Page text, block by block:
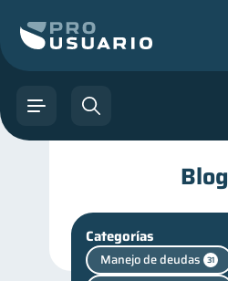
Blog
Categorías
Manejo de deudas 31